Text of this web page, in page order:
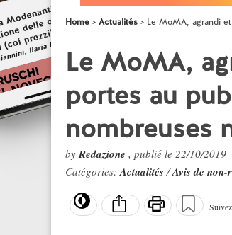
Home Actualités Le MoMA, agrandi
Le MoMA,
portes au
nombreuses
byRedazione , publié le 22/10/2019
Catégories:Actualités/Avis de non-